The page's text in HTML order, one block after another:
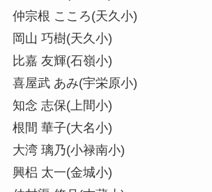
仲宗根 こころ(天久小)
岡山 巧樹(天久小)
比嘉 友輝(石嶺小)
喜屋武 あみ(宇栄原小)
知念 志保(上間小)
根間 華子(大名小)
大湾 璃乃(小禄南小)
興梠 太一(金城小)